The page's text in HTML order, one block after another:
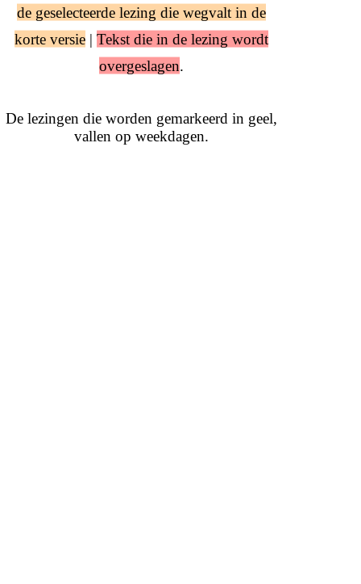
de geselecteerde lezing die wegvalt in de
korte versie| Tekst die in de lezing wordt
overgeslagen.
De lezingen die worden gemarkeerd in geel,
vallen op weekdagen.